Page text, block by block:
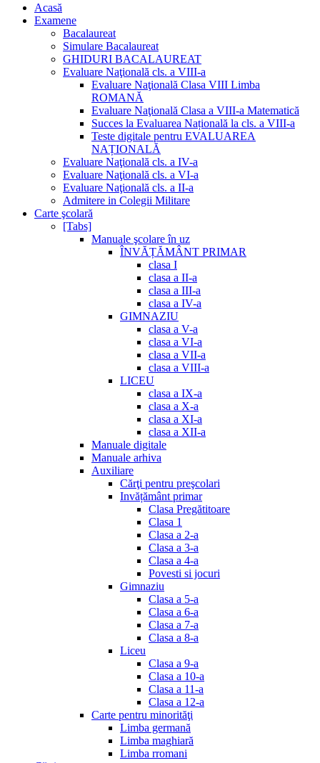
Acasă
Examene
Bacalaureat
Simulare Bacalaureat
GHIDURI BACALAUREAT
Evaluare Naţională cls. a VIII-a
Evaluare Naţională Clasa VIII Limba
ROMANĂ
Evaluare Naţională Clasa a VIII-a Matematică
Succes la Evaluarea Națională la cls. a VIII-a
Teste digitale pentru EVALUAREA
NAȚIONALĂ
Evaluare Naţională cls. a IV-a
Evaluare Naţională cls. a VI-a
Evaluare Naţională cls. a II-a
Admitere in Colegii Militare
Carte şcolară
[Tabs]
Manuale şcolare în uz
ÎNVĂȚĂMÂNT PRIMAR
clasa I
clasa a II-a
clasa a III-a
clasa a IV-a
GIMNAZIU
clasa a V-a
clasa a VI-a
clasa a VII-a
clasa a VIII-a
LICEU
clasa a IX-a
clasa a X-a
clasa a XI-a
clasa a XII-a
Manuale digitale
Manuale arhiva
Auxiliare
Cărţi pentru preşcolari
Invățământ primar
Clasa Pregătitoare
Clasa 1
Clasa a 2-a
Clasa a 3-a
Clasa a 4-a
Povesti si jocuri
Gimnaziu
Clasa a 5-a
Clasa a 6-a
Clasa a 7-a
Clasa a 8-a
Liceu
Clasa a 9-a
Clasa a 10-a
Clasa a 11-a
Clasa a 12-a
Carte pentru minorităţi
Limba germană
Limba maghiară
Limba rromani